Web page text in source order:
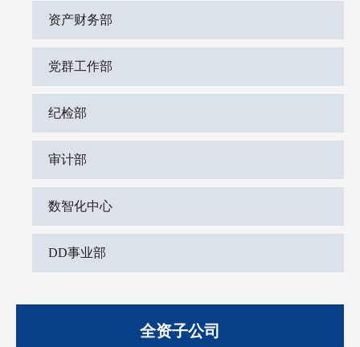
资产财务部
党群工作部
纪检部
审计部
数智化中心
DD事业部
全资子公司